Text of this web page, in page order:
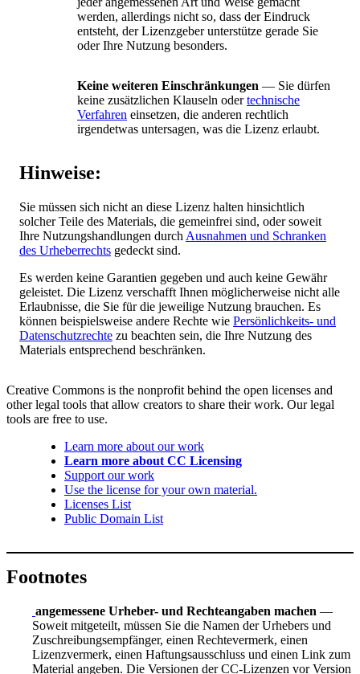
werden, allerdings nicht so, dass der Eindruck
entsteht, der Lizenzgeber unterstütze gerade Sie
oder Ihre Nutzung besonders.
Keine weiteren Einschränkungen — Sie dürfen
keine zusätzlichen Klauseln odertechnische
Verfahren einsetzen, die anderen rechtlich
irgendetwas untersagen, was die Lizenz erlaubt.
Hinweise:
Sie müssen sich nicht an diese Lizenz halten hinsichtlich
solcher Teile des Materials, die gemeinfrei sind, oder soweit
Ihre Nutzungshandlungen durch Ausnahmen und Schranken
des Urheberrechts gedeckt sind.
Es werden keine Garantien gegeben und auch keine Gewähr
geleistet. Die Lizenz verschafft Ihnen möglicherweise nicht alle
Erlaubnisse, die Sie für die jeweilige Nutzung brauchen. Es
können beispielsweise andere Rechte wie Persönlichkeits- und
Datenschutzrechte zu beachten sein, die Ihre Nutzung des
Materials entsprechend beschränken.
Creative Commons is the nonprofit behind the open licenses and
other legal tools that allow creators to share their work. Our legal
tools are free to use.
Learn more about our work
Learn more about CC Licensing
Support our work
Use the license for your own material.
Licenses List
Public Domain List
Footnotes
angemessene Urheber- und Rechteangaben machen —
Soweit mitgeteilt, müssen Sie die Namen der Urhebers und
Zuschreibungsempfänger, einen Rechtevermerk, einen
Lizenzvermerk, einen Haftungsausschluss und einen Link zum
Material angeben. Die Versionen der CC-Lizenzen vor Version